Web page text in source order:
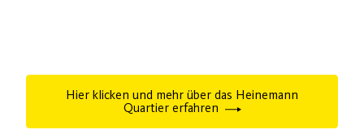
Hier klicken und mehr über das Heinemann
Quartier erfahren